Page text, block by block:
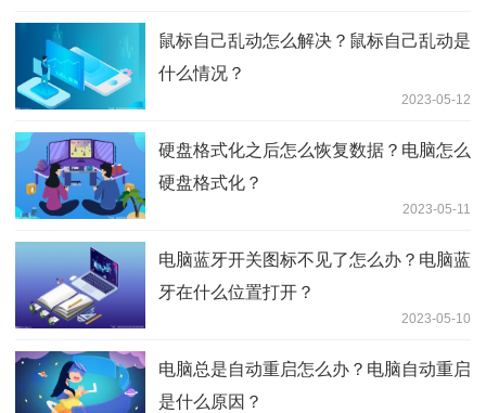
鼠标自己乱动怎么解决？鼠标自己乱动是
什么情况？
2023-05-12
硬盘格式化之后怎么恢复数据？电脑怎么
硬盘格式化？
2023-05-11
电脑蓝牙开关图标不见了怎么办？电脑蓝
牙在什么位置打开？
2023-05-10
电脑总是自动重启怎么办？电脑自动重启
是什么原因？